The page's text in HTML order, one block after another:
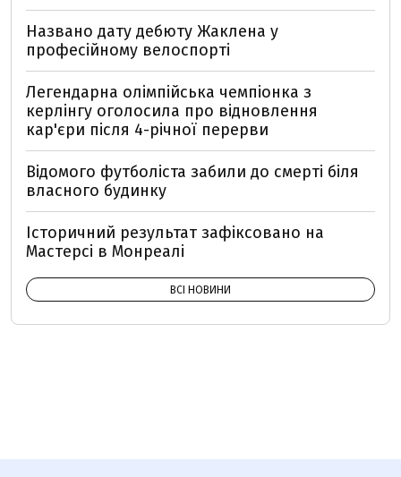
Названо дату дебюту Жаклена у
професійному велоспорті
Легендарна олімпійська чемпіонка з
керлінгу оголосила про відновлення
кар'єри після 4-річної перерви
Відомого футболіста забили до смерті біля
власного будинку
Історичний результат зафіксовано на
Мастерсі в Монреалі
ВСІ НОВИНИ